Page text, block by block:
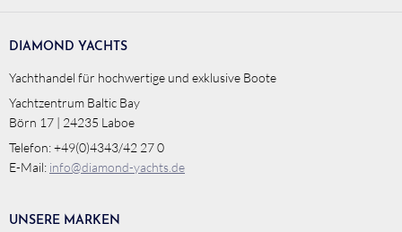
DIAMOND YACHTS
Yachthandel für hochwertige und exklusive Boote
Yachtzentrum Baltic Bay
Börn 17 | 24235 Laboe
Telefon: +49(0)4343/42 27 0
E-Mail: info@diamond-yachts.de
UNSERE MARKEN